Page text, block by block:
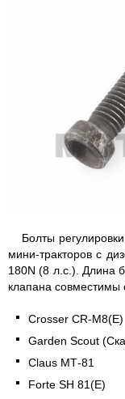
Болты регулировки
мини-тракторов с
180N (8 л.с.). Длина
клапана
Crosser CR-M8(E)
Garden Scout
Claus МТ-81
Forte SH 81(E)